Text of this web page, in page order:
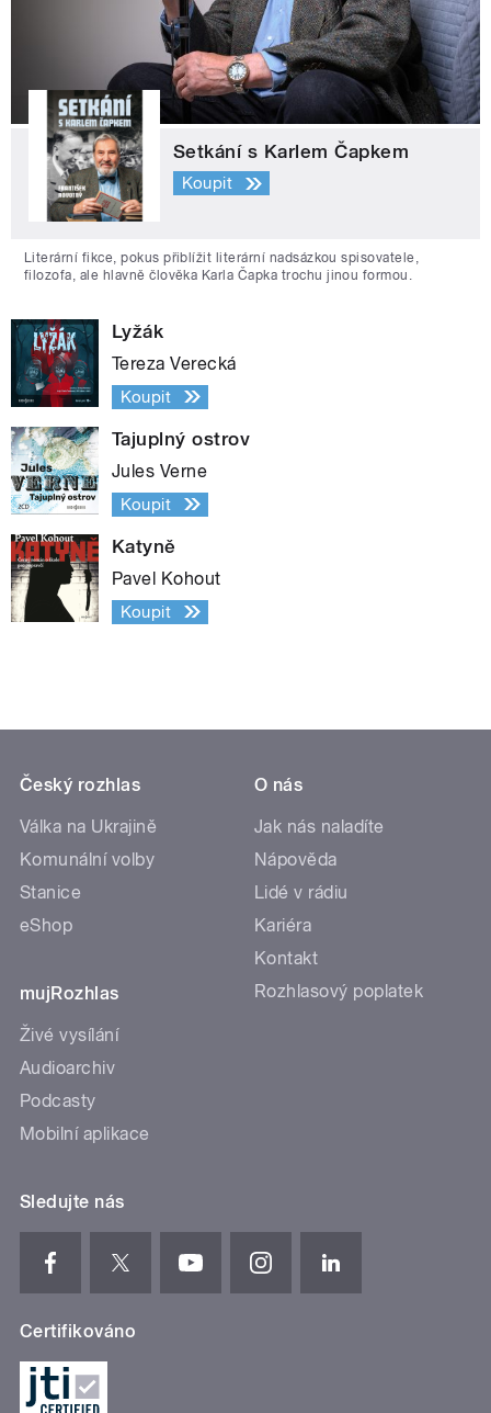
Setkání s Karlem Čapkem
Koupit
Literární fikce, pokus přiblížit literární nadsázkou spisovatele,
filozofa, ale hlavně člověka Karla Čapka trochu jinou formou.
Lyžák
Tereza Verecká
Koupit
Tajuplný ostrov
Jules Verne
Koupit
Katyně
Pavel Kohout
Koupit
Český rozhlas
Válka na Ukrajině
Komunální volby
Stanice
eShop
mujRozhlas
Živé vysílání
Audioarchiv
Podcasty
Mobilní aplikace
O nás
Jak nás naladíte
Nápověda
Lidé v rádiu
Kariéra
Kontakt
Rozhlasový poplatek
Sledujte nás
Certifikováno